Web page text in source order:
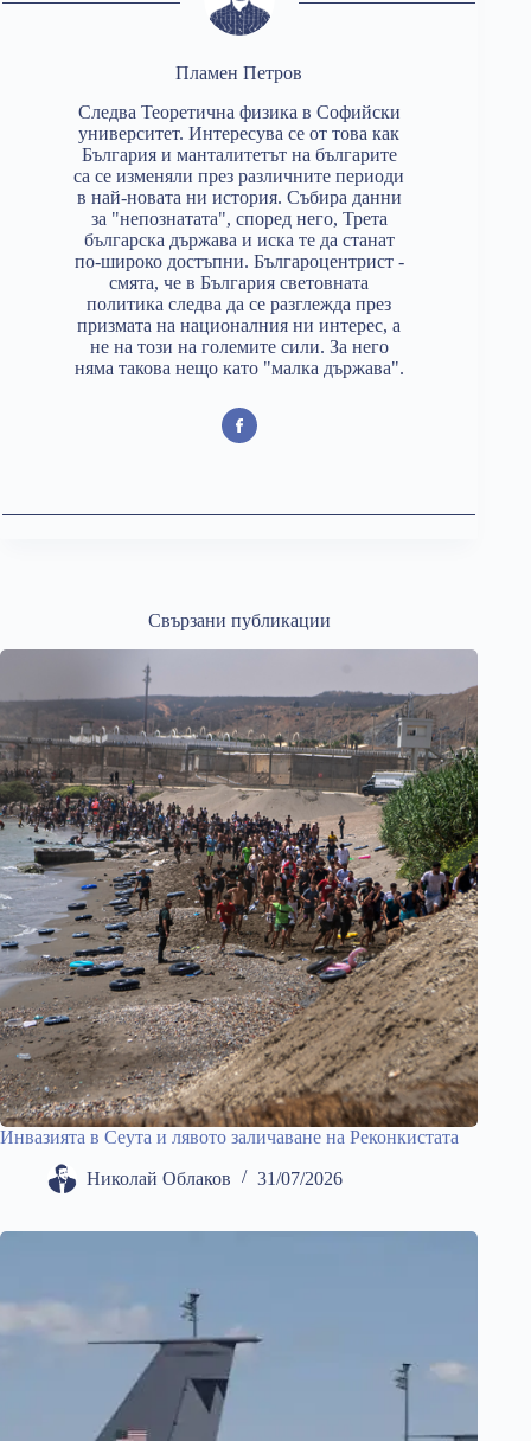
Пламен Петров
Следва Теоретична физика в Софийски
университет. Интересува се от това как
България и манталитетът на българите
са се изменяли през различните периоди
в най-новата ни история. Събира данни
за "непознатата", според него, Трета
българска държава и иска те да станат
по-широко достъпни. Българоцентрист -
смята, че в България световната
политика следва да се разглежда през
призмата на националния ни интерес, а
не на този на големите сили. За него
няма такова нещо като "малка държава".
Свързани публикации
Инвазията в Сеута и лявото заличаване на Реконкистата
Николай Облаков 31/07/2026